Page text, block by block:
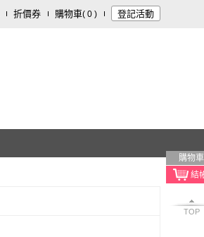
折價券 購物車( 0 ) 登記活動
購物車
TOP